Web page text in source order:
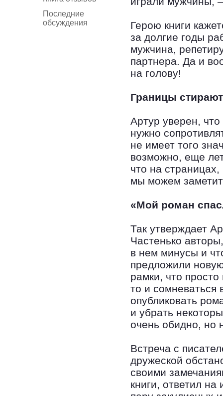
Последние
обсуждения
Герою книги
за долгие годы
мужчина,
партнера. Да и
на голову!
Границы
Артур уверен,
нужно
не имеет того
возможно, еще
что на
мы можем
«Мой роман
Так утверждает
Частенько
в нем минусы и
предложили
рамки, что
то и сомневаться
опубликовать
и убрать
очень обидно, но
Встреча с
дружеской
своими
книги, ответил